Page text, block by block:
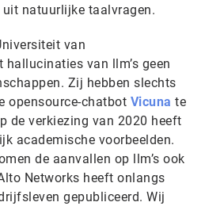
uit natuurlijke taalvragen.
van
hallucinaties van llm’s geen
Zij hebben slechts
opensource-chatbot Vicuna te
de verkiezing van 2020 heeft
academische voorbeelden.
de aanvallen op llm’s ook
Networks heeft onlangs
gepubliceerd. Wij